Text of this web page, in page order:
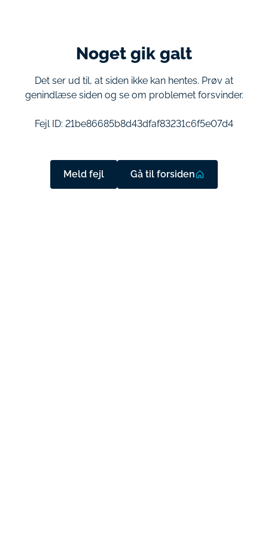
Noget gik galt
Det ser ud til, at siden ikke kan hentes. Prøv at
genindlæse siden og se om problemet forsvinder.
Fejl ID: 21be86685b8d43dfaf83231c6f5e07d4
Meld fejl Gå til forsiden